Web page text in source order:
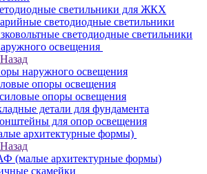
светильники для ЖКХ
светодиодные светильники
светодиодные светильники
освещения
Назад
наружного освещения
опоры освещения
опоры освещения
детали для фундамента
для опор освещения
архитектурные формы)
Назад
(малые архитектурные формы)
скамейки